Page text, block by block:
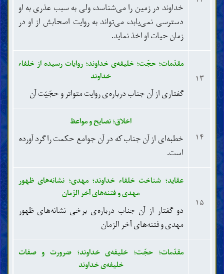
خداوند در زمین را می‌شناسد، ولی به سبب عذری به او
دسترسی نمی‌یابد، می‌تواند به روایت اصحابش از او در
زمان حیات او اخذ نماید.
۱۳
مقدّمات؛ حجّت؛ خلیفه‌ی خداوند؛ روایات رسیده از خلفاء
خداوند
گفتاری از آن جناب درباره‌ی روایت متواتر و حجّیّت آن
۱۴
اخلاق؛ نصایح و مواعظ
خطبه‌ای از آن جناب که در آن جوامع حکمت را گرد آورده
است.
۱۵
عقاید؛ شناخت خلفاء خداوند؛ مهدی؛ نشانه‌های ظهور
مهدی و فتنه‌های آخر الزّمان
دو گفتار از آن جناب درباره‌ی برخی نشانه‌های ظهور
مهدی و فتنه‌های آخر الزمان
مقدّمات؛ حجّت؛ خلیفه‌ی خداوند؛ ضرورت و صفات
خلیفه‌ی خداوند